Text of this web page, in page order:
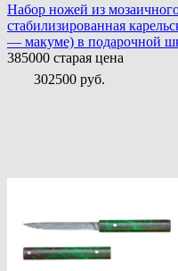
Набор ножей из
стабилизированная
— макуме) в подарочной
385000 старая цена
302500 руб.